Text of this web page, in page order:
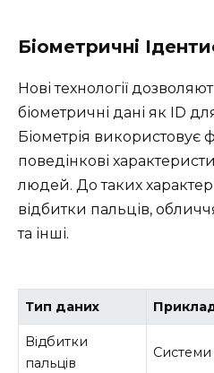
Біометричні
Нові технології
біометричні дані як ID
Біометрія використовує
поведінкові
людей. До таких
відбитки пальців,
та інші.
Тип даних
Відбитки
пальців